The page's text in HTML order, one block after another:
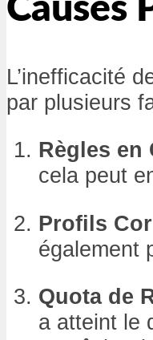
Causes
L’inefficacité
par plusieurs
Règles en
cela peut
Profils
également
Quota de
a atteint le